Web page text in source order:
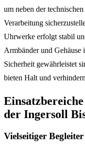
um neben der
Verarbeitung
Uhrwerke erfolgt stabil
Armbänder und Gehäuse
Sicherheit gewährleistet
bieten Halt und
der Ingersoll
Vielseitiger